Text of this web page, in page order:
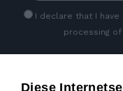
I declare that I have
processing
Diese